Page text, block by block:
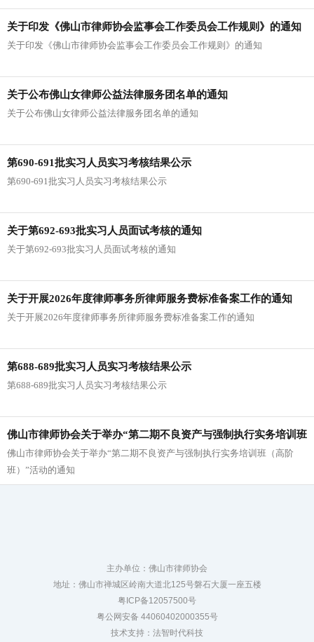
关于印发《佛山市律师协会监事会工作委员会工作规则》的通知
关于印发《佛山市律师协会监事会工作委员会工作规则》的通知
关于公布佛山女律师公益法律服务团名单的通知
关于公布佛山女律师公益法律服务团名单的通知
第690-691批实习人员实习考核结果公示
第690-691批实习人员实习考核结果公示
关于第692-693批实习人员面试考核的通知
关于第692-693批实习人员面试考核的通知
关于开展2026年度律师事务所律师服务费标准备案工作的通知
关于开展2026年度律师事务所律师服务费标准备案工作的通知
第688-689批实习人员实习考核结果公示
第688-689批实习人员实习考核结果公示
佛山市律师协会关于举办“第二期不良资产与强制执行实务培训班
（高阶班）”活动的通知
佛山市律师协会关于举办“第二期不良资产与强制执行实务培训班（高阶
班）”活动的通知
主办单位：佛山市律师协会
地址：佛山市禅城区岭南大道北125号磐石大厦一座五楼
粤ICP备12057500号
粤公网安备 44060402000355号
技术支持：法智时代科技